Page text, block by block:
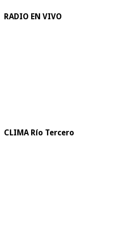
RADIO EN VIVO
CLIMA Río Tercero